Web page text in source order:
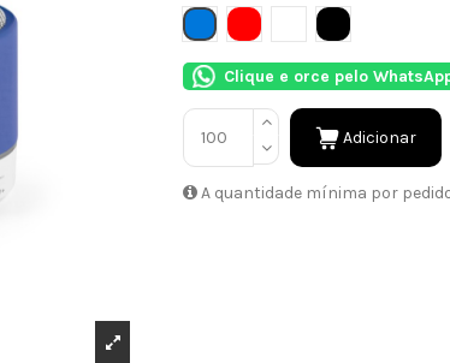
AZUL
VERMELHOBRANCOPRETO
Clique e orce pelo
Adicionar
A quantidade mínima por